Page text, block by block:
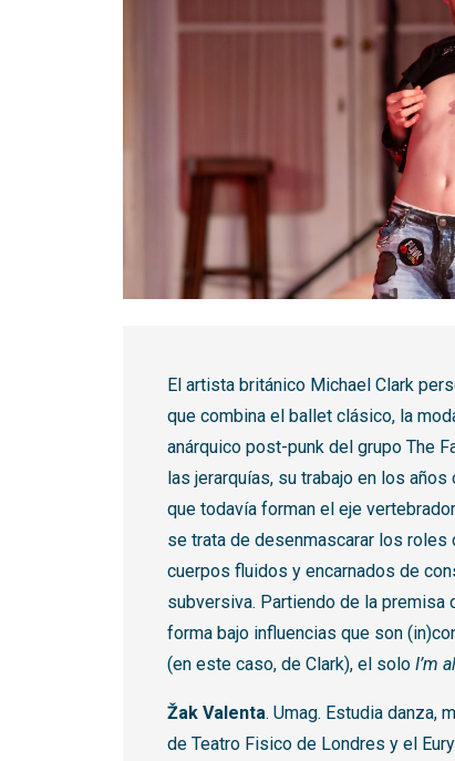
El artista británico Michael Clark
que combina el ballet clásico, la
anárquico post-punk del grupo The
las jerarquías, su trabajo en los
que todavía forman el eje
se trata de desenmascarar los roles
cuerpos fluidos y encarnados de
subversiva. Partiendo de la
forma bajo influencias que son
(en este caso, de Clark), el solo I’m
Žak Valenta. Umag. Estudia danza,
de Teatro Fisico de Londres y el